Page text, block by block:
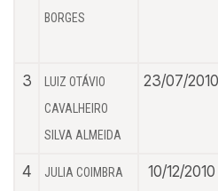
BORGES
3
LUIZ OTÁVIO
CAVALHEIRO
SILVA ALMEIDA
23/07/2010
4
JULIA COIMBRA
10/12/2010